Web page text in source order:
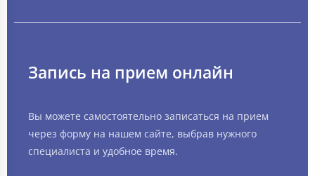
Запись на прием онлайн
Вы можете самостоятельно записаться на прием
через форму на нашем сайте, выбрав нужного
специалиста и удобное время.